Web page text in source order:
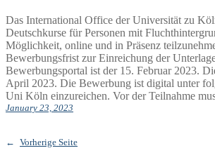
Das International Office der Universität zu
Deutschkurse für Personen mit
Möglichkeit, online und in Präsenz
Bewerbungsfrist zur Einreichung der
Bewerbungsportal ist der 15. Februar 2023.
April 2023. Die Bewerbung ist digital unter
Uni Köln einzureichen. Vor der Teilnahme
January 23, 2023
← Vorherige Seite